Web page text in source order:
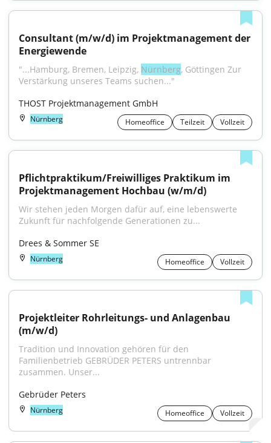
Consultant (m/w/d) im Projektmanagement der
Energiewende
"...Hamburg, Bremen, Leipzig, Nürnberg, Göttingen Zur
Verstärkung unseres Teams suchen..."
THOST Projektmanagement GmbH
Nürnberg Homeoffice Teilzeit Vollzeit
Pflichtpraktikum/Freiwilliges Praktikum im
Projektmanagement Hochbau (w/m/d)
Wir stehen jeden Morgen dafür auf, eine lebenswerte
Zukunft für nachfolgende Generationen zu...
Drees & Sommer SE
Nürnberg Homeoffice Vollzeit
Projektleiter Rohrleitungs- und Anlagenbau
(m/w/d)
Tradition und Innovation gehören für den
Familienbetrieb GEBRÜDER PETERS untrennbar
zusammen. Unser...
Gebrüder Peters
Nürnberg Homeoffice Vollzeit